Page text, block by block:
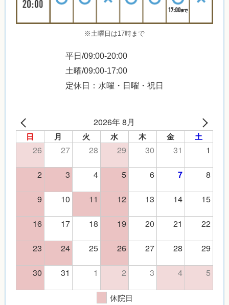
※土曜日は17時まで
平日/09:00-20:00
土曜/09:00-17:00
定休日：水曜・日曜・祝日
2026年 8月
日 月 火 水 木 金 土
26 27 28 29 30 31
1
2
3 4 5 6 7
8
9
10 11 12 13 14
15
16
17 18 19 20 21
22
23
24 25 26 27 28
29
30
31 1 2 3 4 5
休院日